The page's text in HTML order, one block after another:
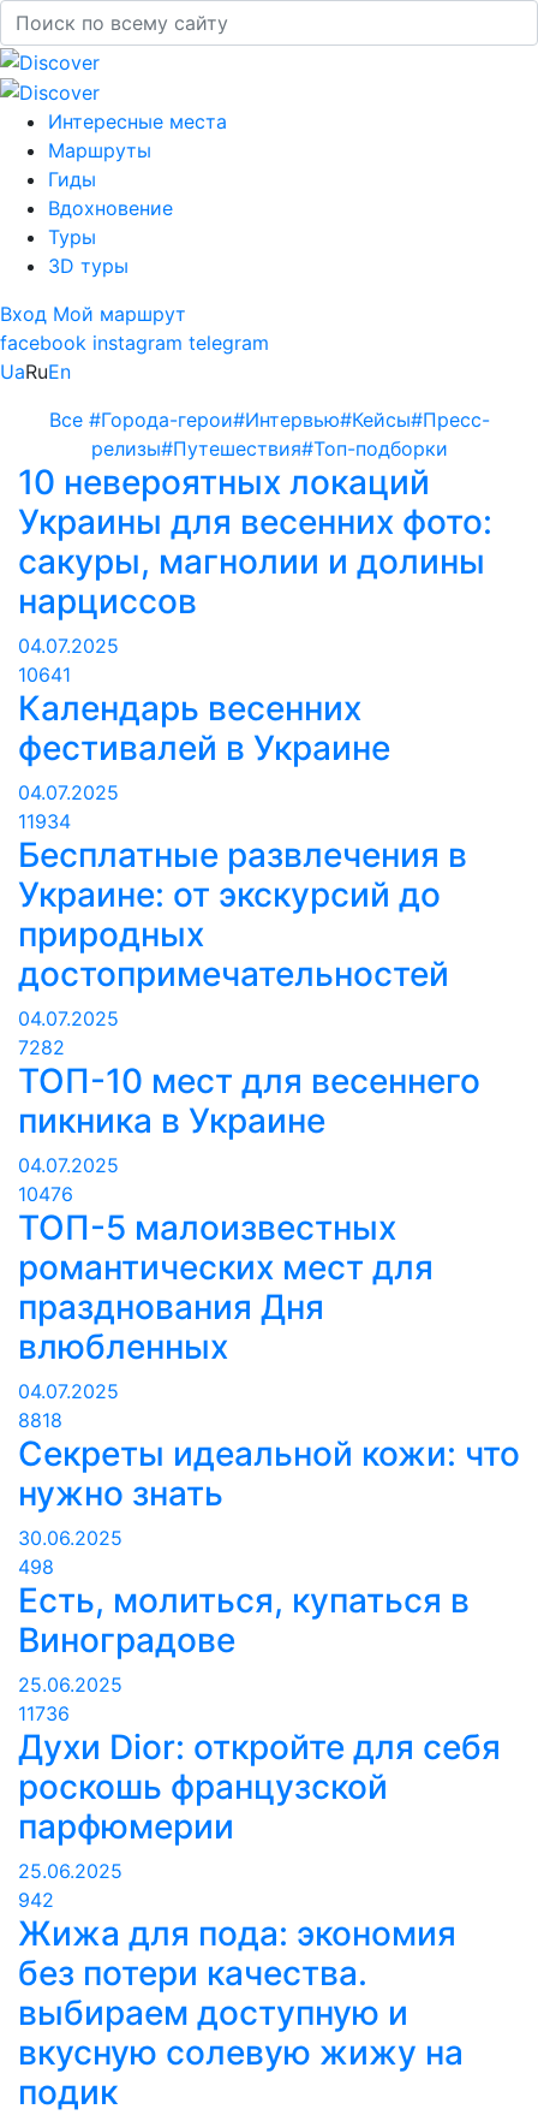
Интересные места
Маршруты
Гиды
Вдохновение
Туры
3D туры
Вход Мой маршрут
facebook instagram telegram
UaRuEn
Все #Города-герои#Интервью#Кейсы#Пресс-
релизы#Путешествия#Топ-подборки
10 невероятных локаций
Украины для весенних фото:
сакуры, магнолии и долины
нарциссов
04.07.2025
10641
Календарь весенних
фестивалей в Украине
04.07.2025
11934
Бесплатные развлечения в
Украине: от экскурсий до
природных
достопримечательностей
04.07.2025
7282
ТОП-10 мест для весеннего
пикника в Украине
04.07.2025
10476
ТОП-5 малоизвестных
романтических мест для
празднования Дня
влюбленных
04.07.2025
8818
Секреты идеальной кожи: что
нужно знать
30.06.2025
498
Есть, молиться, купаться в
Виноградове
25.06.2025
11736
Духи Dior: откройте для себя
роскошь французской
парфюмерии
25.06.2025
942
Жижа для пода: экономия
без потери качества.
выбираем доступную и
вкусную солевую жижу на
подик